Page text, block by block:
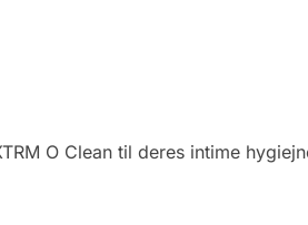
O Clean til deres intime